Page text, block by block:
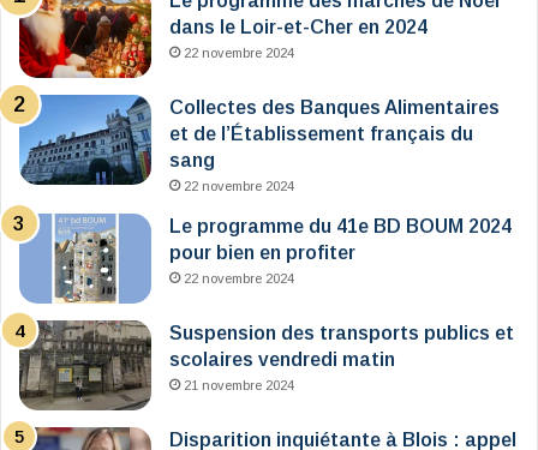
dans le Loir-et-Cher en 2024
22 novembre 2024
Collectes des Banques Alimentaires
et de l’Établissement français du
sang
22 novembre 2024
Le programme du 41e BD BOUM 2024
pour bien en profiter
22 novembre 2024
Suspension des transports publics et
scolaires vendredi matin
21 novembre 2024
Disparition inquiétante à Blois : appel